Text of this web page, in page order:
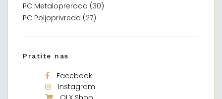
PC Metaloprerada (30)
PC Poljoprivreda (27)
Pratite nas
Facebook
Instagram